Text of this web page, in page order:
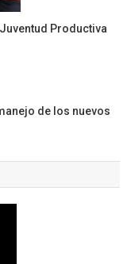
Productiva
de los nuevos